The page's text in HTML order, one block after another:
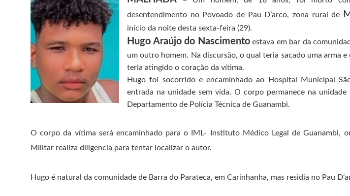
desentendimento no Povoado de Pau D’arco, zona rural de
início da noite desta sexta-feira (29).
Hugo Araújo do Nascimentoestava em bar da
um outro homem. Na discursão, o qual teria sacado uma arma
teria atingido o coração da vítima.
Hugo foi socorrido e encaminhado ao Hospital Municipal
entrada na unidade sem vida. O corpo permanece na
Departamento de Polícia Técnica de Guanambi.
O corpo da vítima será encaminhado para o IML- Instituto Médico Legal de Guanambi,
Militar realiza diligencia para tentar localizar o autor.
Hugo é natural da comunidade de Barra do Parateca, em Carinhanha, mas residia no Pau